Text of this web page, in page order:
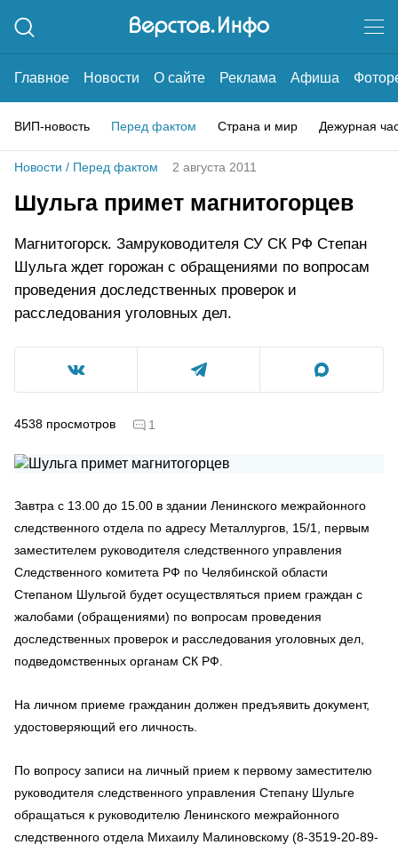
Главное Новости О сайте Реклама Афиша
ВИП-новость Перед фактом Страна и мир Дежурная
Новости / Перед фактом 2 августа 2011
Шульга примет магнитогорцев
Магнитогорск. Замруководителя СУ СК РФ Степан
Шульга ждет горожан с обращениями по вопросам
проведения доследственных проверок и
расследования уголовных дел.
4538 просмотров 1
Завтра с 13.00 до 15.00 в здании Ленинского межрайонного
следственного отдела по адресу Металлургов, 15/1, первым
заместителем руководителя следственного управления
Следственного комитета РФ по Челябинской области
Степаном Шульгой будет осуществляться прием граждан с
жалобами (обращениями) по вопросам проведения
доследственных проверок и расследования уголовных дел,
подведомственных органам СК РФ.
На личном приеме гражданин должен предъявить документ,
удостоверяющий его личность.
По вопросу записи на личный прием к первому заместителю
руководителя следственного управления Степану Шульге
обращаться к руководителю Ленинского межрайонного
следственного отдела Михаилу Малиновскому (8-3519-20-89-